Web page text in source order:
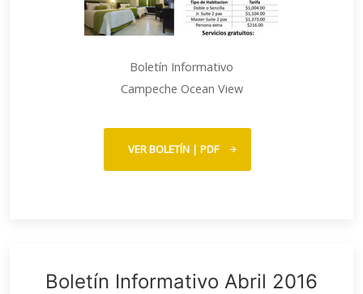
Boletín Informativo
Campeche Ocean View
VER BOLETÍN | PDF
Boletín Informativo Abril 2016